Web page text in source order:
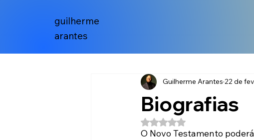
guilherme
arantes
Biografias
Guilherme Arantes 22 de
Avaliado com NaN de 5
O Novo Testamento